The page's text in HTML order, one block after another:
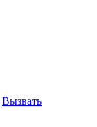
Вызвать